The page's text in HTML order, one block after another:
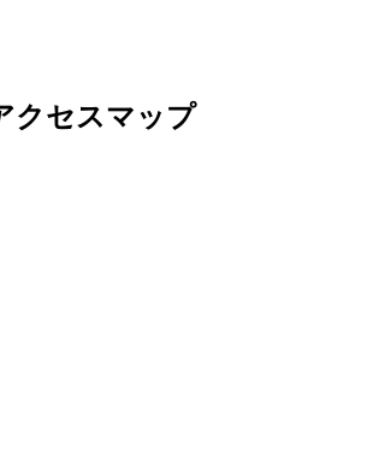
クセスマップ